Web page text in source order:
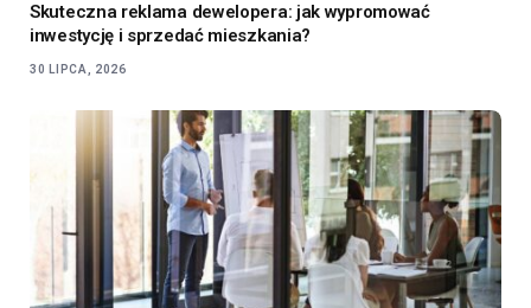
Skuteczna reklama dewelopera: jak wypromować
inwestycję i sprzedać mieszkania?
30 LIPCA, 2026